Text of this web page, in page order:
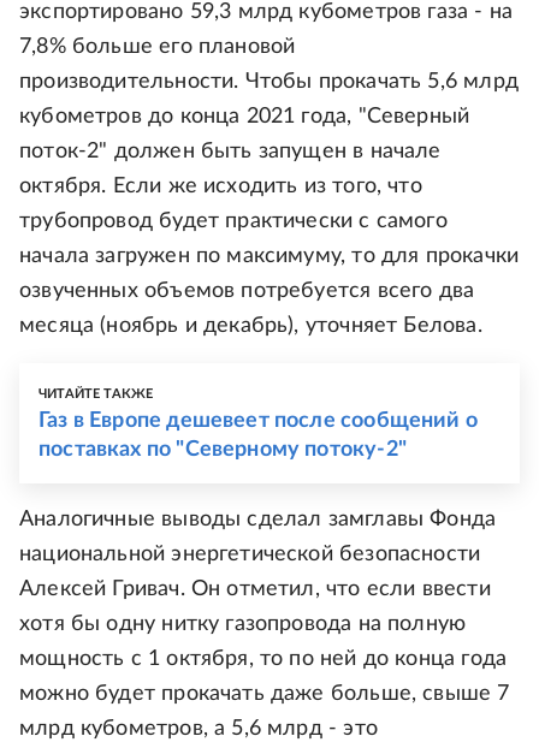
экспортировано 59,3 млрд кубометров газа - на
7,8% больше его плановой
производительности. Чтобы прокачать 5,6 млрд
кубометров до конца 2021 года, "Северный
поток-2" должен быть запущен в начале
октября. Если же исходить из того, что
трубопровод будет практически с самого
начала загружен по максимуму, то для прокачки
озвученных объемов потребуется всего два
месяца (ноябрь и декабрь), уточняет Белова.
ЧИТАЙТЕ ТАКЖЕ
Газ в Европе дешевеет после сообщений о
поставках по "Северному потоку-2"
Аналогичные выводы сделал замглавы Фонда
национальной энергетической безопасности
Алексей Гривач. Он отметил, что если ввести
хотя бы одну нитку газопровода на полную
мощность с 1 октября, то по ней до конца года
можно будет прокачать даже больше, свыше 7
млрд кубометров, а 5,6 млрд - это